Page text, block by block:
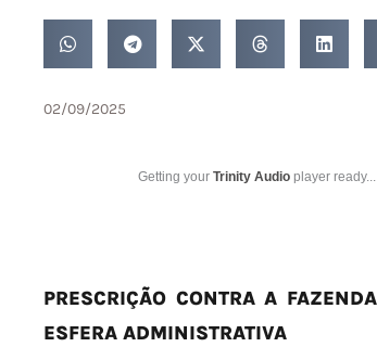
02/09/2025
Getting your Trinity Audio player ready...
PRESCRIÇÃO CONTRA A
ESFERA ADMINISTRATIVA